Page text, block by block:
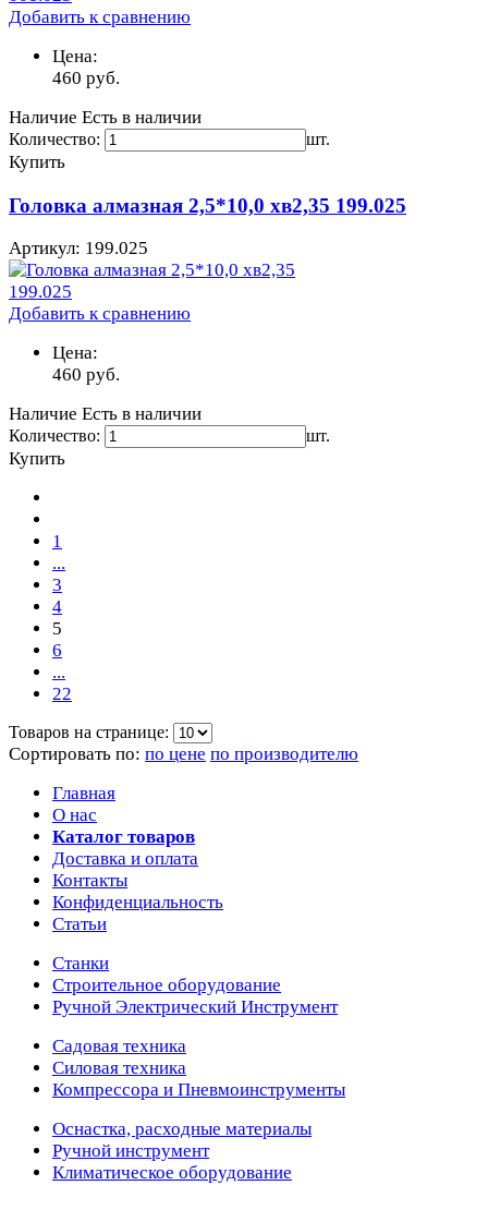
Добавить к сравнению
Цена:
460 руб.
Наличие Есть в наличии
Количество: шт.
Купить
Головка алмазная 2,5*10,0 хв2,35 199.025
Артикул: 199.025
Добавить к сравнению
Цена:
460 руб.
Наличие Есть в наличии
Количество: шт.
Купить
1
...
3
4
5
6
...
22
Товаров на странице:
Сортировать по: по цене по производителю
Главная
О нас
Каталог товаров
Доставка и оплата
Контакты
Конфиденциальность
Статьи
Станки
Строительное оборудование
Ручной Электрический Инструмент
Садовая техника
Силовая техника
Компрессора и Пневмоинструменты
Оснастка, расходные материалы
Ручной инструмент
Климатическое оборудование